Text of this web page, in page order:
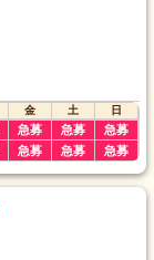
金 土
日
急募 急募 急募
急募 急募 急募